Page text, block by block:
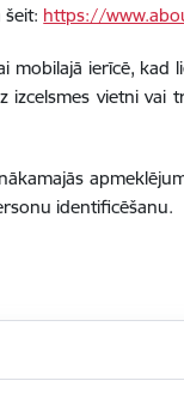
šeit: https://
mobilajā ierīcē, kad
vietni vai
identificēšanu.